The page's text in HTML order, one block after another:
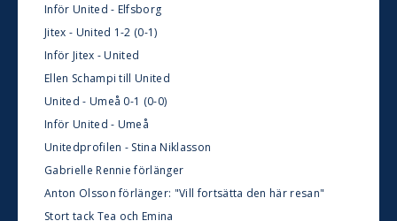
Inför United - Elfsborg
Jitex - United 1-2 (0-1)
Inför Jitex - United
Ellen Schampi till United
United - Umeå 0-1 (0-0)
Inför United - Umeå
Unitedprofilen - Stina Niklasson
Gabrielle Rennie förlänger
Anton Olsson förlänger: "Vill fortsätta den här resan"
Stort tack Tea och Emina